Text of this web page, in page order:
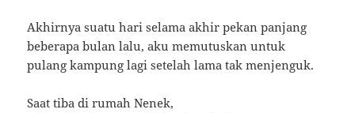
Akhirnya suatu hari selama akhir pekan panjang
beberapa bulan lalu, aku memutuskan untuk
pulang kampung lagi setelah lama tak menjenguk.
Saat tiba di rumah Nenek,